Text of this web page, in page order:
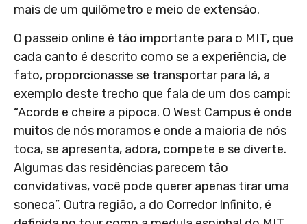
mais de um quilômetro e meio de extensão.
O passeio online é tão importante para o MIT, que
cada canto é descrito como se a experiência, de
fato, proporcionasse se transportar para lá, a
exemplo deste trecho que fala de um dos campi:
“Acorde e cheire a pipoca. O West Campus é onde
muitos de nós moramos e onde a maioria de nós
toca, se apresenta, adora, compete e se diverte.
Algumas das residências parecem tão
convidativas, você pode querer apenas tirar uma
soneca”. Outra região, a do Corredor Infinito, é